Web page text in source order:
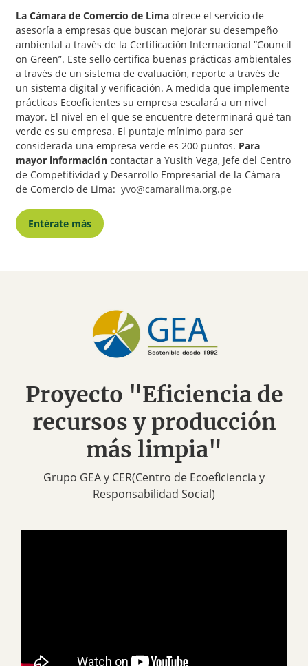
La Cámara de Comercio de Lima ofrece el servicio de
asesoría a empresas que buscan mejorar su desempeño
ambiental a través de la Certificación Internacional “Council
on Green”. Este sello certifica buenas prácticas ambientales
a través de un sistema de evaluación, reporte a través de
un sistema digital y verificación. A medida que implemente
prácticas Ecoeficientes su empresa escalará a un nivel
mayor. El nivel en el que se encuentre determinará qué tan
verde es su empresa. El puntaje mínimo para ser
considerada una empresa verde es 200 puntos. Para
mayor información contactar a Yusith Vega, Jefe del Centro
de Competitividad y Desarrollo Empresarial de la Cámara
de Comercio de Lima: yvo@camaralima.org.pe
Entérate más
Proyecto "Eficiencia de
recursos y producción
más limpia"
Grupo GEA y CER(Centro de Ecoeficiencia y
Responsabilidad Social)